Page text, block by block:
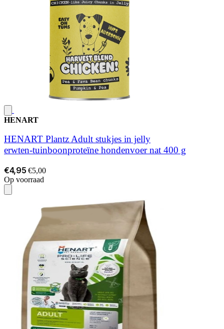
HENART
HENART Plantz Adult stukjes in jelly
erwten‑tuinboonproteïne hondenvoer nat 400 g
€4,95 €5,00
Op voorraad